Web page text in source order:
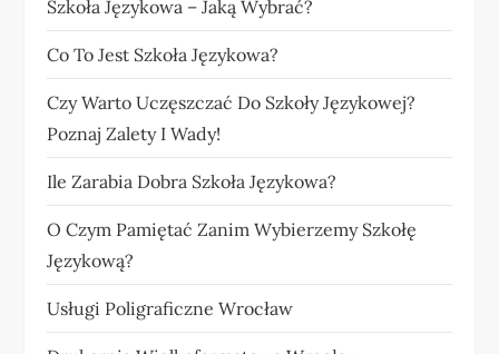
Szkoła Językowa – Jaką Wybrać?
Co To Jest Szkoła Językowa?
Czy Warto Uczęszczać Do Szkoły Językowej?
Poznaj Zalety I Wady!
Ile Zarabia Dobra Szkoła Językowa?
O Czym Pamiętać Zanim Wybierzemy Szkołę
Językową?
Usługi Poligraficzne Wrocław